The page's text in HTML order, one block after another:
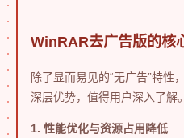
WinRAR去广告版的核
除了显而易见的“无广告”特性
深层优势，值得用户深入了解。
1. 性能优化与资源占用降低